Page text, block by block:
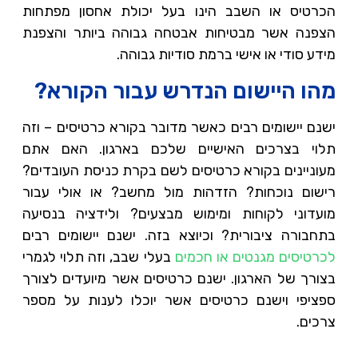
הכרטיס או השבב הינו בעל יכולת אחסון מפתחות
הצפנה אשר מבטיחות אבטחה גבוהה ביותר והצפנת
מידע סודי או אישי ברמת סודיות גבוהה.
מהו היישום הנדרש עבור הקורא?
ישנם יישומים רבים כאשר מדובר בקורא כרטיסים – וזה
תלוי בצרכים האישיים שלכם בארגון. האם אתם
מעוניינים בקורא כרטיסים לשם בקרת כניסת העובדים?
רישום נוכחות? הזדהות מול מחשב? או אולי עבור
מועדוני לקוחות ומימוש מבצעים? ולידציה בנסיעה
בתחבורה ציבורית? וכיוצא בזה. ישנם יישומים רבים
לכרטיסים מגנטים או חכמים בעלי שבב, וזה תלוי לגמרי
בצורך של הארגון. ישנם כרטיסים אשר מיועדים לצורך
ספציפי וישנם כרטיסים אשר יוכלו לענות על מספר
צרכים.